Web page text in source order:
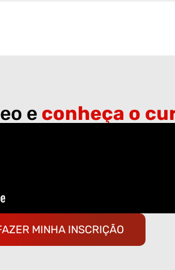
e conheça o
MINHA INSCRIÇÃO